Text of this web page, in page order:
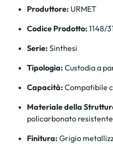
Produttore: URMET
Codice Prodotto: 1148/
Serie: Sinthesi
Tipologia: Custodia a
Capacità: Compatibile
Materiale della
policarbonato
Finitura: Grigio